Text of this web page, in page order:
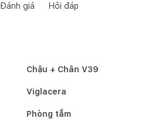
Đánh giá Hỏi đáp
Chậu + Chân V39
Viglacera
Phòng tắm